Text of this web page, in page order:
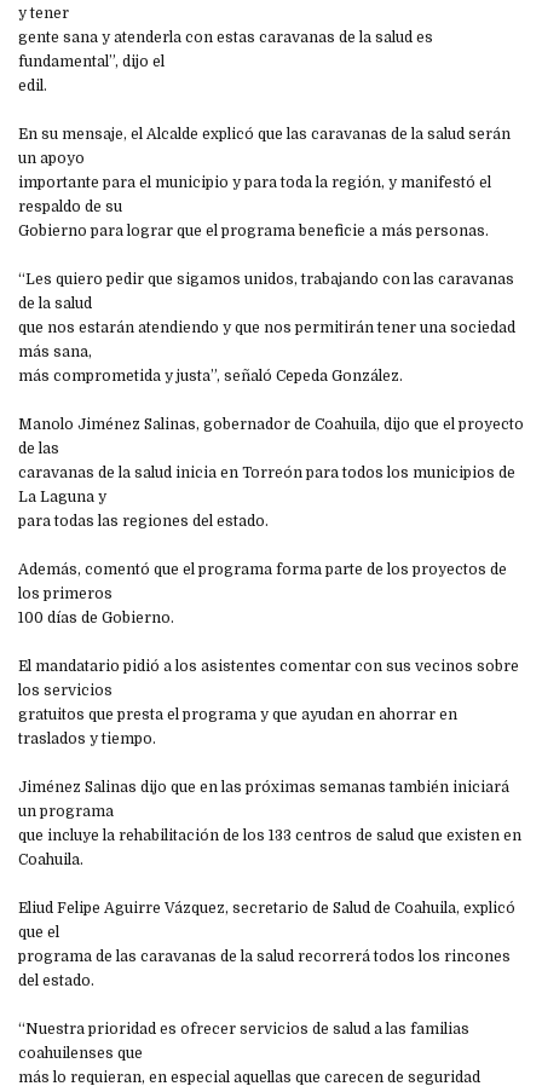
y tener
gente sana y atenderla con estas caravanas de la salud es
fundamental”, dijo el
edil.
En su mensaje, el Alcalde explicó que las caravanas de la salud serán
un apoyo
importante para el municipio y para toda la región, y manifestó el
respaldo de su
Gobierno para lograr que el programa beneficie a más personas.
“Les quiero pedir que sigamos unidos, trabajando con las caravanas
de la salud
que nos estarán atendiendo y que nos permitirán tener una sociedad
más sana,
más comprometida y justa”, señaló Cepeda González.
Manolo Jiménez Salinas, gobernador de Coahuila, dijo que el proyecto
de las
caravanas de la salud inicia en Torreón para todos los municipios de
La Laguna y
para todas las regiones del estado.
Además, comentó que el programa forma parte de los proyectos de
los primeros
100 días de Gobierno.
El mandatario pidió a los asistentes comentar con sus vecinos sobre
los servicios
gratuitos que presta el programa y que ayudan en ahorrar en
traslados y tiempo.
Jiménez Salinas dijo que en las próximas semanas también iniciará
un programa
que incluye la rehabilitación de los 133 centros de salud que existen en
Coahuila.
Eliud Felipe Aguirre Vázquez, secretario de Salud de Coahuila, explicó
que el
programa de las caravanas de la salud recorrerá todos los rincones
del estado.
“Nuestra prioridad es ofrecer servicios de salud a las familias
coahuilenses que
más lo requieran, en especial aquellas que carecen de seguridad